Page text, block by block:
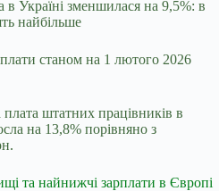
станом на 1 лютого 2026
штатних працівників в
на 13,8% порівняно з
та найнижчі зарплати в Європі